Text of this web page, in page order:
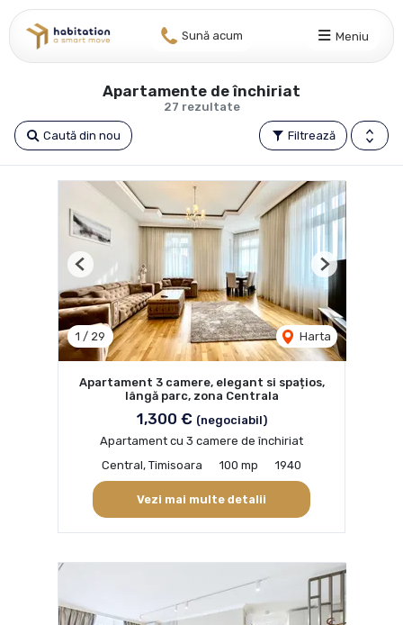
Sună acum Meniu
27 rezultate
Apartamente de închiriat
Filtrează
Caută din nou
1 / 29 Harta
Previous Next
Apartament 3 camere, elegant si spațios,
lângă parc, zona Centrala
1,300 € (negociabil)
Apartament cu 3 camere de închiriat
Central, Timisoara
100 mp 1940
Vezi mai multe detalii